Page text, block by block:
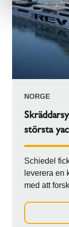
NORGE
största
Schiedel
leverera en
med att
kritisk fas
kapaciteten